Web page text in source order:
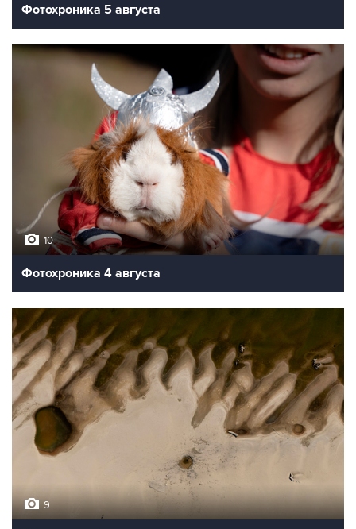
Фотохроника 5 августа
10
Фотохроника 4 августа
9